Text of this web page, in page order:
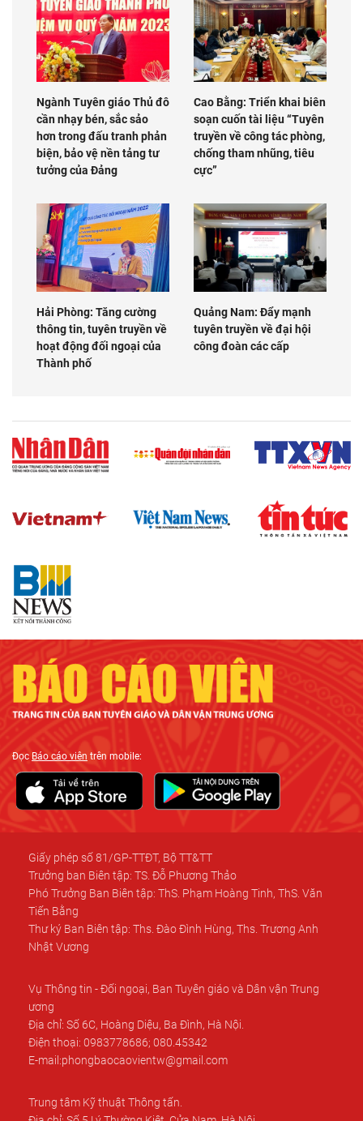
Ngành Tuyên giáo Thủ đô
cần nhạy bén, sắc sảo
hơn trong đấu tranh phản
biện, bảo vệ nền tảng tư
tưởng của Đảng
Cao Bằng: Triển khai biên
soạn cuốn tài liệu “Tuyên
truyền về công tác phòng,
chống tham nhũng, tiêu
cực”
Hải Phòng: Tăng cường
thông tin, tuyên truyền về
hoạt động đối ngoại của
Thành phố
Quảng Nam: Đẩy mạnh
tuyên truyền về đại hội
công đoàn các cấp
ĐọcBáo cáo viên trên mobile:
Giấy phép số 81/GP-TTĐT, Bộ TT&TT
Trưởng ban Biên tập: TS. Đỗ Phương Thảo
Phó Trưởng Ban Biên tập: ThS. Phạm Hoàng Tinh, ThS. Văn
Tiến Bằng
Thư ký Ban Biên tập: Ths. Đào Đình Hùng, Ths. Trương Anh
Nhật Vương
Vụ Thông tin - Đối ngoại, Ban Tuyên giáo và Dân vận Trung
ương
Địa chỉ: Số 6C, Hoàng Diệu, Ba Đình, Hà Nội.
Điện thoại: 0983778686; 080.45342
E-mail:phongbaocaovientw@gmail.com
Trung tâm Kỹ thuật Thông tấn.